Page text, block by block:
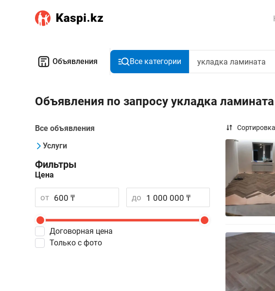
Объявления Все категории
Объявления по запросу укладка
Все объявления
Услуги
Фильтры
Цена
от до
Договорная цена
Только с фото
Сортировка